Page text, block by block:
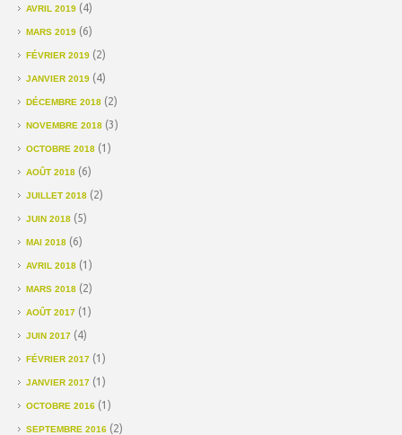
AVRIL 2019 (4)
MARS 2019 (6)
FÉVRIER 2019 (2)
JANVIER 2019 (4)
DÉCEMBRE 2018 (2)
NOVEMBRE 2018 (3)
OCTOBRE 2018 (1)
AOÛT 2018 (6)
JUILLET 2018 (2)
JUIN 2018 (5)
MAI 2018 (6)
AVRIL 2018 (1)
MARS 2018 (2)
AOÛT 2017 (1)
JUIN 2017 (4)
FÉVRIER 2017 (1)
JANVIER 2017 (1)
OCTOBRE 2016 (1)
SEPTEMBRE 2016 (2)